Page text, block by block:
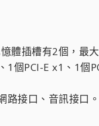
體插槽有2個，最
個PCI-E x1、1個
路接口、音訊接口。